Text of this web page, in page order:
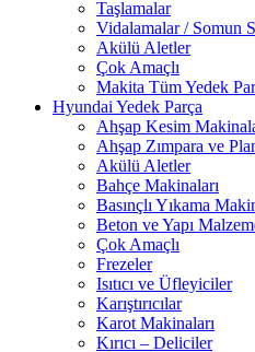
Taşlamalar
Vidalamalar / Somun
Akülü Aletler
Çok Amaçlı
Makita Tüm Yedek
Hyundai Yedek Parça
Ahşap Kesim
Ahşap Zımpara ve
Akülü Aletler
Bahçe Makinaları
Basınçlı Yıkama
Beton ve Yapı
Çok Amaçlı
Frezeler
Isıtıcı ve Üfleyiciler
Karıştırıcılar
Karot Makinaları
Kırıcı – Deliciler